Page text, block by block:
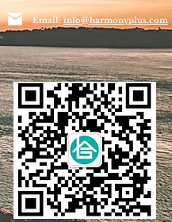
Email:info@harmonyplus.com